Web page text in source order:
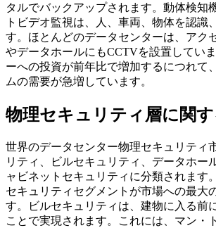
タルでバックアップされます。動体検知
トビデオ監視は、人、車両、物体を認識
す。ほとんどのデータセンターは、アク
やデータホールにもCCTVを設置してい
ーへの投資が前年比で増加するにつれて
ムの需要が急増しています。
物理セキュリティ層に関
世界のデータセンター物理セキュリティ
リティ、ビルセキュリティ、データホー
ャビネットセキュリティに分類されます
セキュリティセグメントが市場への最大
す。ビルセキュリティは、建物に入る前
ことで実現されます。これには、マン・